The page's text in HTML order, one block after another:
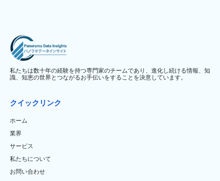
私たちは数十年の経験を持つ専門家のチームであり、進化し続ける情報、知
識、知恵の世界とつながるお手伝いをすることを決意しています。
クイックリンク
ホーム
業界
サービス
私たちについて
お問い合わせ